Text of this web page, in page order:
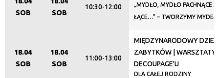
Promowane
SOB
SOB
10:30-12:00
„MYDŁO, MYDŁO PACHNĄCE
ŁĄCE…” – TWORZYMY
18.04
SOB
18.04
SOB
11:00-13:00
MIĘDZYNARODOWY
ZABYTKÓW | WARSZTATY
DECOUPAGE'U
DLA CAŁEJ RODZINY